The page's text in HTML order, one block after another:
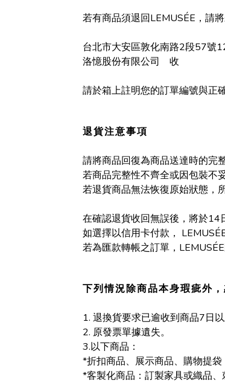
若有商品須退回LEMUSÉE，請
台北市大安區敦化南路2段57號
洛憶股份有限公司 收
請於箱上註明您的訂單編號與正
退貨注意事項
請將商品回復為商品送達時的完
若商品完整性不齊全或因包裝不
若退貨商品無法恢復原始狀態，
在確認退貨收回無誤後，將於14
如選擇以信用卡付款，
若為匯款轉帳之訂單，
下列情況除商品本身瑕疵外
1. 退換貨要求已逾收到商品7日以
2. 原發票單據遺失。
3.以下商品：
*折扣商品、展示商品、購物提袋
*客製化商品：訂製家具或織品、